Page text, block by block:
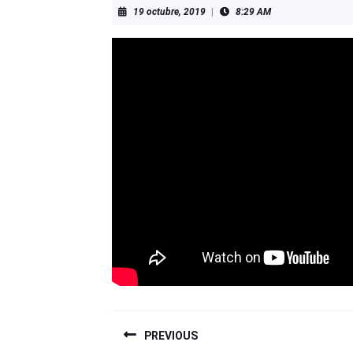
19 octubre, 201919
2019
8:29 AM
PREVIOUS